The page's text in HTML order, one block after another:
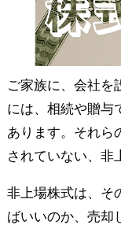
ご家族に、会社を
には、相続や贈与
あります。それら
されていない、非
非上場株式は、そ
ばいいのか、売却